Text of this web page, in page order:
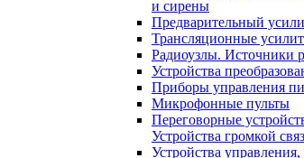
и сирены
Предварительный
Трансляционные
Радиоузлы. Источники
Устройства
Приборы управления
Микрофонные пульты
Переговорные
Устройства громкой
Устройства